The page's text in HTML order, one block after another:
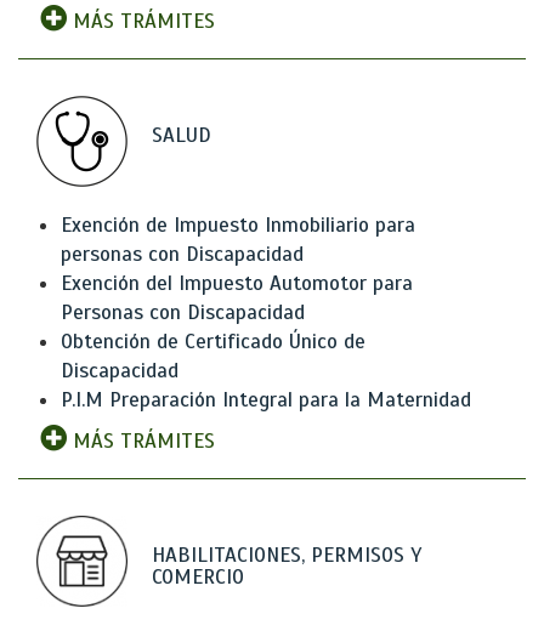
MÁS TRÁMITES
SALUD
Exención de Impuesto Inmobiliario para
personas con Discapacidad
Exención del Impuesto Automotor para
Personas con Discapacidad
Obtención de Certificado Único de
Discapacidad
P.I.M Preparación Integral para la Maternidad
MÁS TRÁMITES
HABILITACIONES, PERMISOS Y
COMERCIO